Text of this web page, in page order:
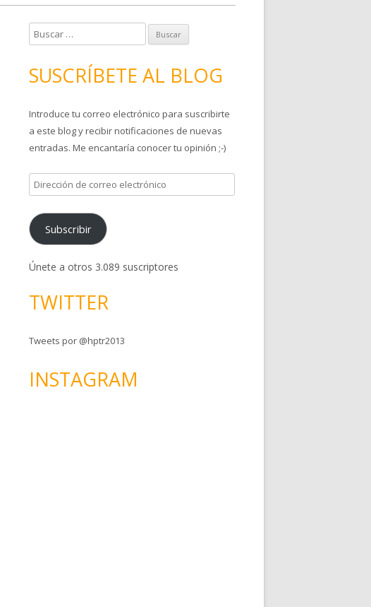
u
c
r
:
SUSCRÍBETE AL BLOG
Introduce tu correo electrónico para suscribirte
a este blog y recibir notificaciones de nuevas
entradas. Me encantaría conocer tu opinión ;-)
D
i
e
c
ó
o
Subscribir
Únete a otros 3.089 suscriptores
TWITTER
Tweets por @hptr2013
INSTAGRAM